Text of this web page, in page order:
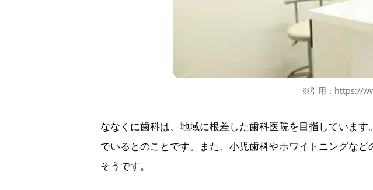
※引用：https://
ななくに歯科は、地域に根差した歯科医院を目指していま
でいるとのことです。また、小児歯科やホワイトニングな
そうです。